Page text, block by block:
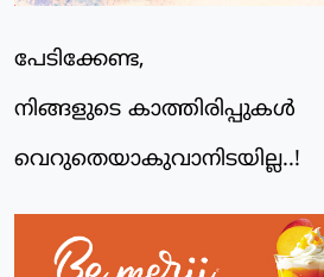
പേടിക്കേണ്ട,
നിങ്ങളുടെ കാത്തിരിപ്പുകള്‍
വെറുതെയാകുവാനിടയില്ല..!